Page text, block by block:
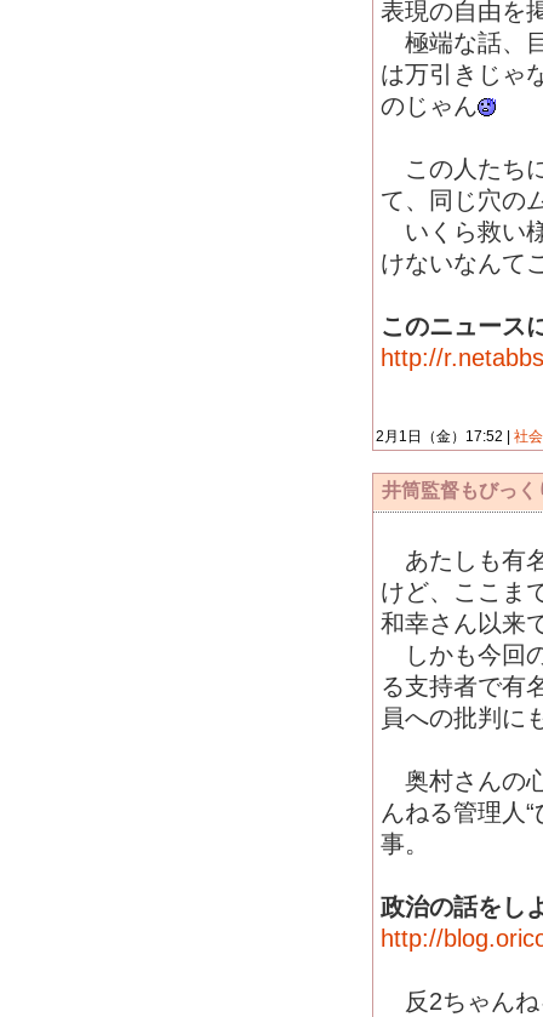
表現の自由を
極端な話、
は万引きじゃ
のじゃん
この人たち
て、同じ穴の
いくら救い
けないなんて
このニュース
http://
2月1日（金）17:52 | 社
井筒監督もびっ
あたしも有
けど、ここま
和幸さん以来
しかも今回
る支持者で有
員への批判に
奥村さんの
んねる管理人
事。
政治の話をし
http://
反2ちゃんね